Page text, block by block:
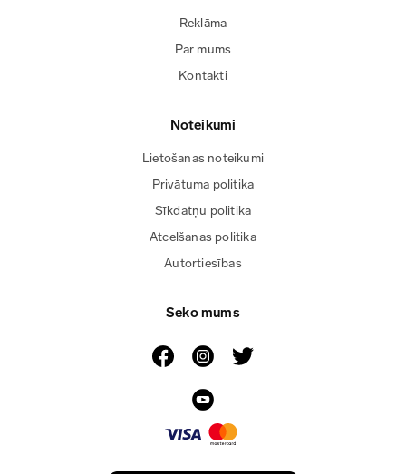
Reklāma
Par mums
Kontakti
Noteikumi
Lietošanas noteikumi
Privātuma politika
Sīkdatņu politika
Atcelšanas politika
Autortiesības
Seko mums